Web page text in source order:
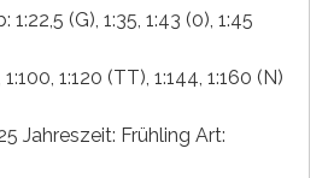
1:22,5 (G), 1:35, 1:43 (0), 1:45
1:100, 1:120 (TT), 1:144, 1:160 (N)
Jahreszeit: Frühling Art: